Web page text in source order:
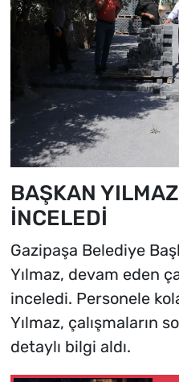
BAŞKAN
İNCELEDİ
Gazipaşa Belediye
Yılmaz, devam eden
inceledi. Personele
Yılmaz, çalışmaların
detaylı bilgi aldı.